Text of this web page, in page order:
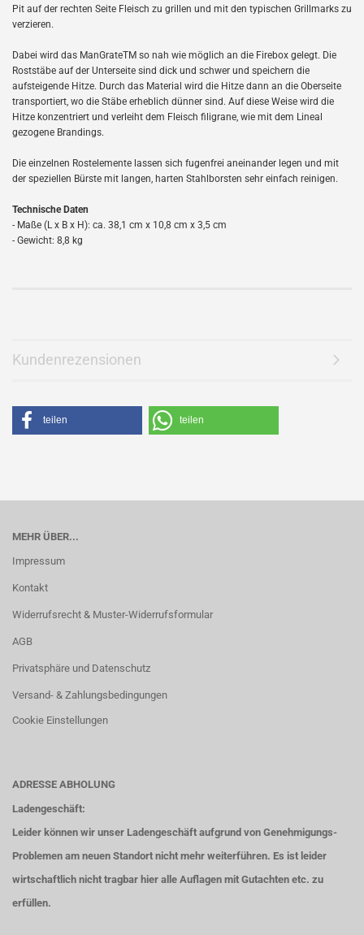
Pit auf der rechten Seite Fleisch zu grillen und mit den typischen Grillmarks zu
verzieren.
Dabei wird das ManGrateTM so nah wie möglich an die Firebox gelegt. Die
Roststäbe auf der Unterseite sind dick und schwer und speichern die
aufsteigende Hitze. Durch das Material wird die Hitze dann an die Oberseite
transportiert, wo die Stäbe erheblich dünner sind. Auf diese Weise wird die
Hitze konzentriert und verleiht dem Fleisch filigrane, wie mit dem Lineal
gezogene Brandings.
Die einzelnen Rostelemente lassen sich fugenfrei aneinander legen und mit
der speziellen Bürste mit langen, harten Stahlborsten sehr einfach reinigen.
Technische Daten
- Maße (L x B x H): ca. 38,1 cm x 10,8 cm x 3,5 cm
- Gewicht: 8,8 kg
Kundenrezensionen
teilen teilen
MEHR ÜBER...
Impressum
Kontakt
Widerrufsrecht & Muster-Widerrufsformular
AGB
Privatsphäre und Datenschutz
Versand- & Zahlungsbedingungen
Cookie Einstellungen
ADRESSE ABHOLUNG
Ladengeschäft:
Leider können wir unser Ladengeschäft aufgrund von Genehmigungs-
Problemen am neuen Standort nicht mehr weiterführen. Es ist leider
wirtschaftlich nicht tragbar hier alle Auflagen mit Gutachten etc. zu
erfüllen.